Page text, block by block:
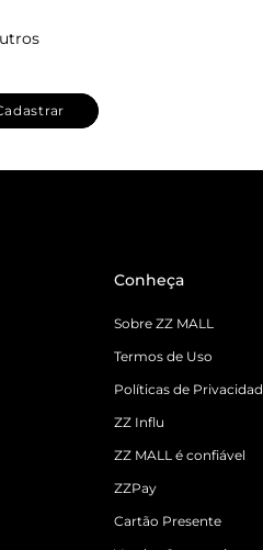
Conheça
Sobre ZZ MALL
Termos de Uso
Políticas de
ZZ Influ
ZZ MALL é confiável
ZZPay
Cartão Presente